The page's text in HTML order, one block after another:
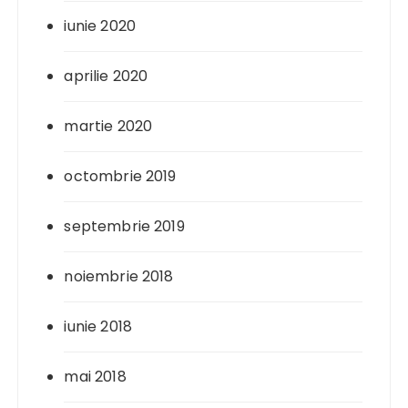
iunie 2020
aprilie 2020
martie 2020
octombrie 2019
septembrie 2019
noiembrie 2018
iunie 2018
mai 2018